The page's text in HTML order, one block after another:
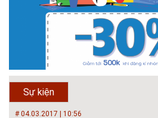
Sự kiện
minh. Vi...
# 23.06.2018 | 15:37
Hội thảo về sàn bê tông chất lượng
Chí Minh
Hội thảo “Sàn bê tông chất lượng cao –
& Mỹ và các vấn đề áp dụng tại Việt Nam”
sẽ diễn ra vào 14h00 ngày 26/06/2018 tại
và ngày 28/...
# 04.03.2017 | 10:56